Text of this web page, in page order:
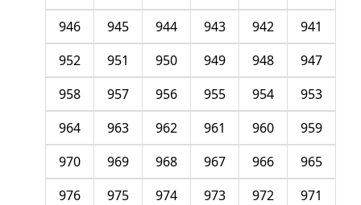
941
942
943
944
945
946
947
948
949
950
951
952
953
954
955
956
957
958
959
960
961
962
963
964
965
966
967
968
969
970
971
972
973
974
975
976